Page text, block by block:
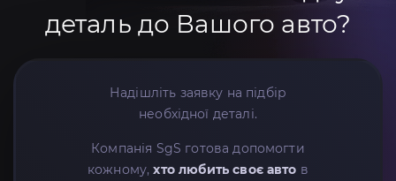
деталь до Вашого авто?
Надішліть заявку на підбір
необхідної деталі.
Компанія SgS готова допомогти
кожному,хто любить своє авто в